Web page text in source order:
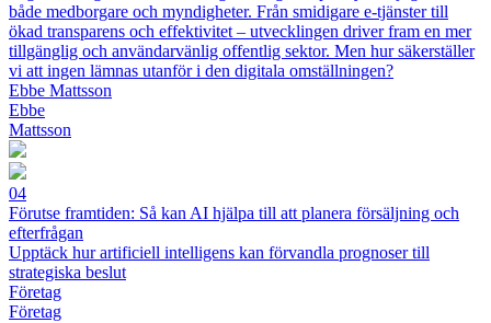
både medborgare och myndigheter. Från smidigare e-tjänster till
ökad transparens och effektivitet – utvecklingen driver fram en mer
tillgänglig och användarvänlig offentlig sektor. Men hur säkerställer
vi att ingen lämnas utanför i den digitala omställningen?
Ebbe Mattsson
Ebbe
Mattsson
04
Förutse framtiden: Så kan AI hjälpa till att planera försäljning och
efterfrågan
Upptäck hur artificiell intelligens kan förvandla prognoser till
strategiska beslut
Företag
Företag